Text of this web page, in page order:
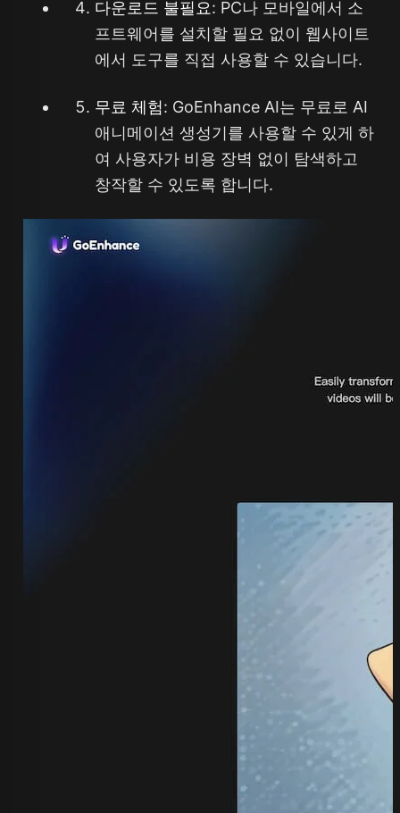
다운로드 불필요: PC나 모바일에서 소
프트웨어를 설치할 필요 없이 웹사이트
에서 도구를 직접 사용할 수 있습니다.
무료 체험: GoEnhance AI는 무료로 AI
애니메이션 생성기를 사용할 수 있게 하
여 사용자가 비용 장벽 없이 탐색하고
창작할 수 있도록 합니다.